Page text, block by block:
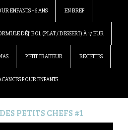
ENFANTS +6 ANS EN BREF
DÉJ’ BOL (PLAT / DESSERT) À 17 EUR
PETIT TRAITEUR RECETTES
POUR ENFANTS
PETITS CHEFS #1